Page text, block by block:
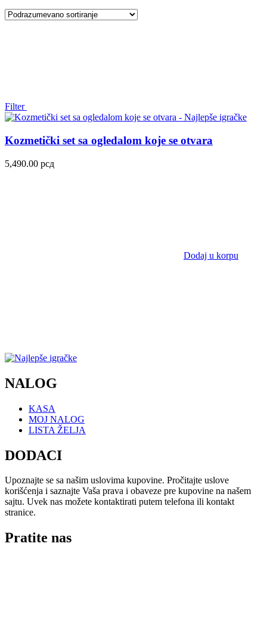
Filter
Kozmetički set sa ogledalom koje se otvara
5,490.00 рсд
Dodaj u korpu
NALOG
KASA
MOJ NALOG
LISTA ŽELJA
DODACI
Upoznajte se sa našim uslovima kupovine. Pročitajte uslove
korišćenja i saznajte Vaša prava i obaveze pre kupovine na našem
sajtu. Uvek nas možete kontaktirati putem telefona ili kontakt
stranice.
Pratite nas